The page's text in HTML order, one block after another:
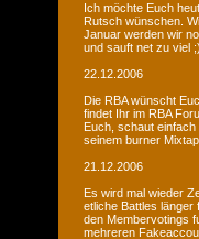
Ich möchte Euch
Rutsch wünschen.
Januar werden wir
und sauft net zu viel
22.12.2006
Die RBA wünscht
findet Ihr im RBA
Euch, schaut einfach
seinem burner
21.12.2006
Es wird mal wieder
etliche Battles länger
den Membervotings
mehreren